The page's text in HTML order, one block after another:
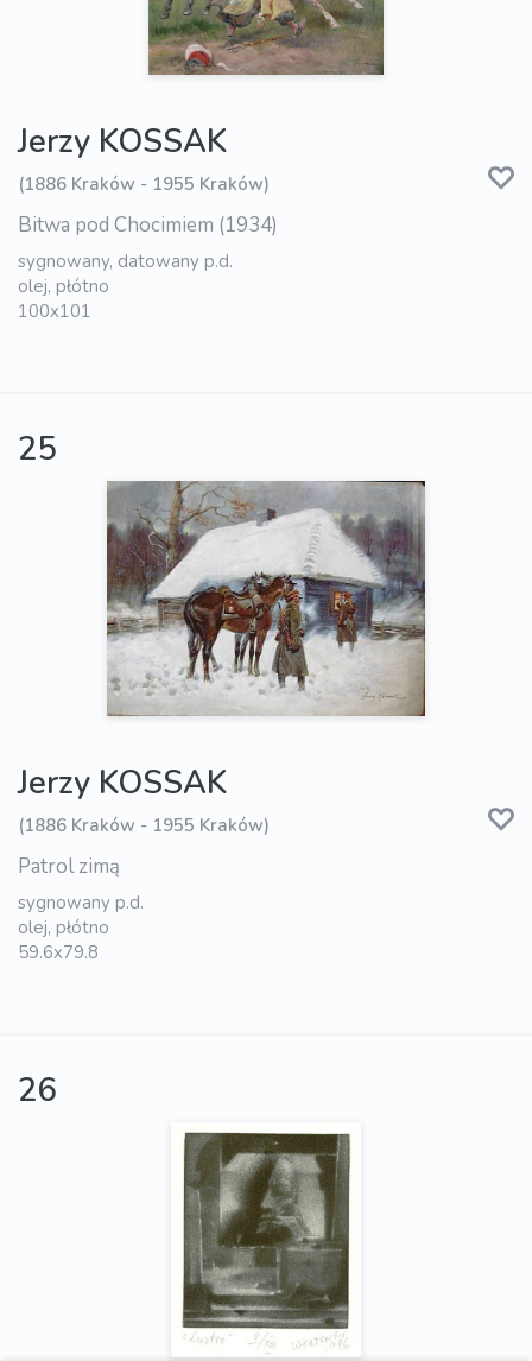
Jerzy KOSSAK
(1886 Kraków - 1955 Kraków)
Bitwa pod Chocimiem (1934)
sygnowany, datowany p.d.
olej, płótno
100x101
25
Jerzy KOSSAK
(1886 Kraków - 1955 Kraków)
Patrol zimą
sygnowany p.d.
olej, płótno
59.6x79.8
26